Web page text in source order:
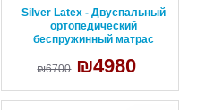
Silver Latex - Двуспальный
ортопедический
беспружинный матрас
₪6700 ₪4980